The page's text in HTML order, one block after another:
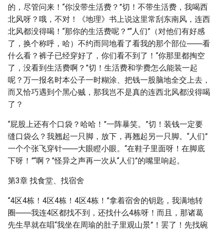
的，尽管问来！“你没带生活费？”切！不带生活费，我喝西
北风呀？哦，不对！《地理》书上说这里常刮东南风，连西
北风都没得喝！“那你的生活费呢？”“人们”（对他们有好感
了，换个称呼，哈）不约而同地看了看我的那个部位――看
什么看？裤子已经穿好了，你们看不到了！“你那里都掏空
了，没看到生活费啊？”切！生活费和学费怎么能装一起
呢？万一报名时本公子一时糊涂、把钱一股脑地全交上去，
而又恰巧遇到个黑心贼，那我岂不是真的连西北风都没得喝
了？
“屁股上还有个口袋？哈哈！”一阵暴笑。”切！装钱一定要
缝口袋么？我翘起一只脚，放下，再翘起另一只脚。“人们”
一个个张飞穿针――大眼瞪小眼。“在鞋子里面呀！在脚底
下呀！”“啊？”怪异之声再一次从“人们”的嘴里响起。
第3章 找食堂、找宿舍
“4区4栋！4区4栋！4区4栋！”拿着宿舍的钥匙，我满地转
圈――我连4区都找不到，还找什么4栋呀！而且，那诸葛
先生早就在唱“我坐在周瑜的肚子里观山景”！罢了！先找碗